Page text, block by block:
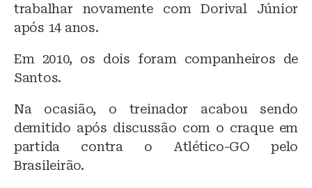
trabalhar novamente com Dorival Júnior
após 14 anos.
Em 2010, os dois foram companheiros de
Santos.
Na ocasião, o treinador acabou sendo
demitido após discussão com o craque em
partida contra o Atlético-GO pelo
Brasileirão.